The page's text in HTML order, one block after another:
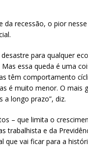
da recessão, o pior
para qualquer
essa queda é uma
têm comportamento
é muito menor. O mais
a longo prazo”, diz.
– que limita o
trabalhista e da
que vai ficar para a